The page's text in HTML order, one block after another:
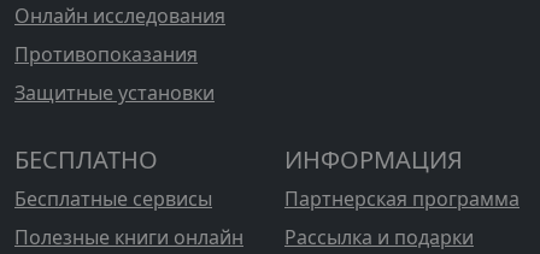
Онлайн исследования
Противопоказания
Защитные установки
БЕСПЛАТНО
Бесплатные сервисы
Полезные книги онлайн
ИНФОРМАЦИЯ
Партнерская программа
Рассылка и подарки